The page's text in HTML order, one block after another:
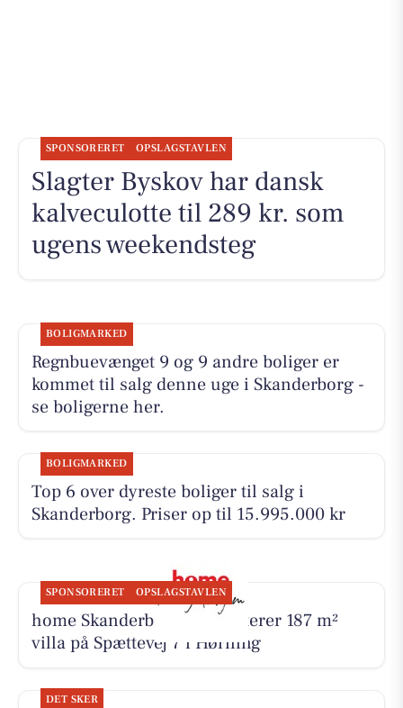
SPONSORERET OPSLAGSTAVLEN
Slagter Byskov har dansk
kalveculotte til 289 kr. som
ugens weekendsteg
BOLIGMARKED
Regnbuevænget 9 og 9 andre boliger er
kommet til salg denne uge i Skanderborg -
se boligerne her.
BOLIGMARKED
Top 6 over dyreste boliger til salg i
Skanderborg. Priser op til 15.995.000 kr
SPONSORERET OPSLAGSTAVLEN
home Skanderborg præsenterer 187 m²
villa på Spættevej 7 i Hørning
DET SKER